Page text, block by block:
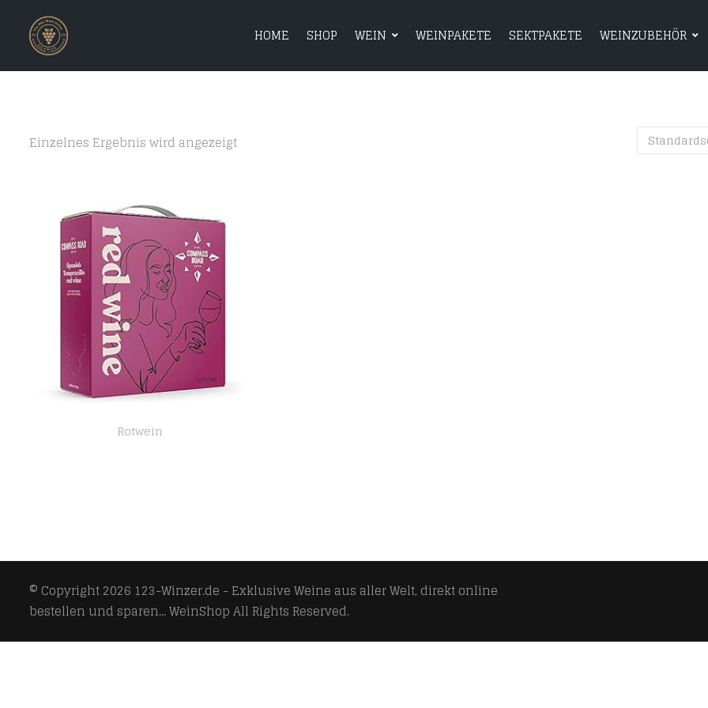
HOME SHOP WEIN WEINPAKETE SEKTPAKETE WEINZUBEHÖR
HOME SHOP WEIN WEINPAKETE
Einzelnes Ergebnis wird angezeigt
Rotwein
© Copyright 2026 123-Winzer.de - Exklusive Weine aus aller Welt, direkt online
bestellen und sparen... WeinShopAll Rights Reserved.